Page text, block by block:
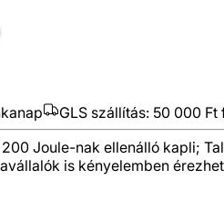
GLS szállítás: 50 000
Joule-nak ellenálló kapli;
is kényelemben